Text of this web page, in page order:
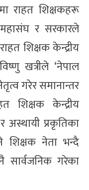
राहत शिक्षकहरू
र सरकारले
शिक्षक केन्द्रीय
खत्रीले ‘नेपाल
गरेर समानान्तर
शिक्षक केन्द्रीय
अस्थायी प्रकृतिका
शिक्षक नेता भन्दै
गरेका